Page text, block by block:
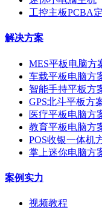
工控主板PCBA
解决方案
MES平板电脑方
车载平板电脑方
智能手持平板方
GPS北斗平板方
医疗平板电脑方
教育平板电脑方
POS收银一体机
掌上迷你电脑方
案例实力
视频教程